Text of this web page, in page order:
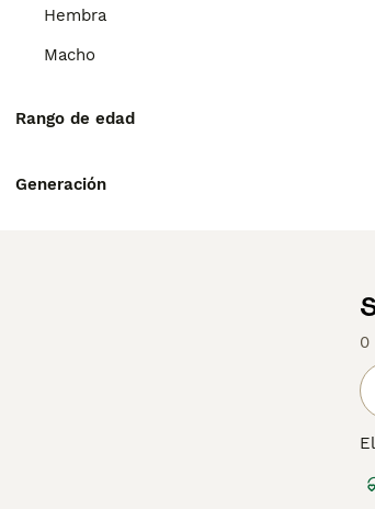
Hembra
Macho
Rango de edad
Generación
0